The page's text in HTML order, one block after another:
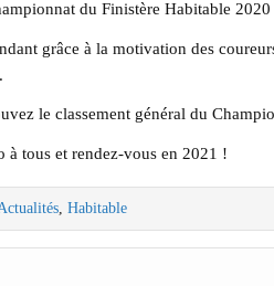
du Finistère Habitable
grâce à la motivation des
le classement général du
à tous et rendez-vous en 2021 !
, Habitable